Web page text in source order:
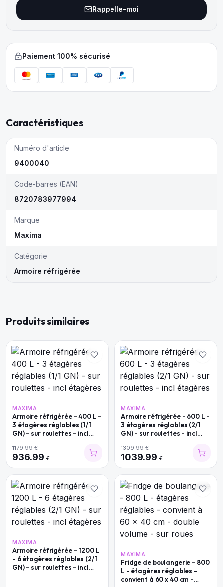
Rappelle-moi
Paiement 100% sécurisé
Caractéristiques
Numéro d'article
9400040
Code-barres (EAN)
8720783977994
Marque
Maxima
Catégorie
Armoire réfrigérée
Produits similaires
MAXIMA
Armoire réfrigérée - 400 L -
3 étagères réglables (1/1
GN) - sur roulettes - incl
1179.99€
936.99 €
MAXIMA
Armoire réfrigérée - 600 L -
3 étagères réglables (2/1
GN) - sur roulettes - incl
1309.99€
1039.99 €
MAXIMA
Armoire réfrigérée - 1200 L
- 6 étagères réglables (2/1
GN) - sur roulettes - incl
MAXIMA
Fridge de boulangerie - 800
L - étagères réglables -
convient à 60 x 40 cm -